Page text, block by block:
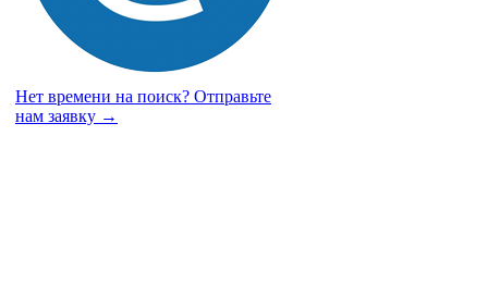
Нет времени на поиск? Отправьте
нам заявку →